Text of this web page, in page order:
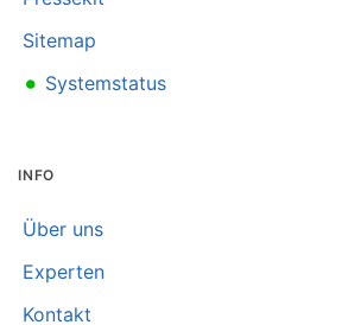
Sitemap
• Systemstatus
INFO
Über uns
Experten
Kontakt